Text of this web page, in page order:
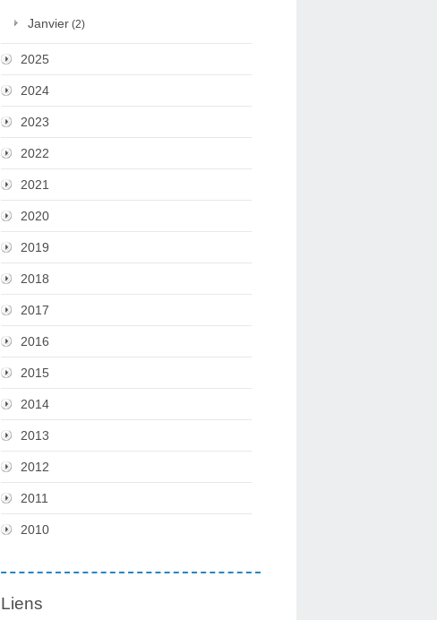
Janvier (2)
2025
2024
2023
2022
2021
2020
2019
2018
2017
2016
2015
2014
2013
2012
2011
2010
Liens